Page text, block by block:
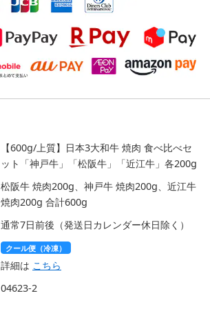
【600g/上質】日本3大和牛 焼肉 食べ比べセ
ット「神戸牛」「松阪牛」「近江牛」各200g
松阪牛 焼肉200g、神戸牛 焼肉200g、近江牛
焼肉200g 合計600g
通常7日前後（発送日カレンダー休日除く）
クール便（冷凍）
詳細は こちら
04623-2